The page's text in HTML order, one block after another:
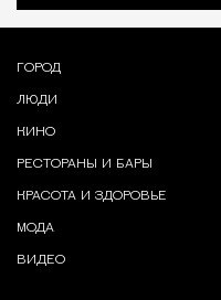
ГОРОД
ЛЮДИ
КИНО
РЕСТОРАНЫ И БАРЫ
КРАСОТА И ЗДОРОВЬЕ
МОДА
ВИДЕО